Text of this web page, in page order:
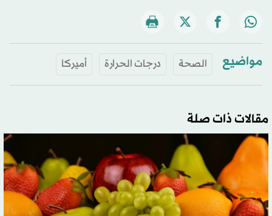
مواضيع الصحة درجات الحرارة أميركا
مقالات ذات صلة